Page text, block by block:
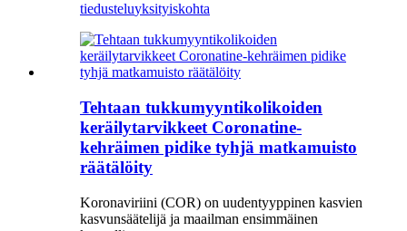
tiedusteluyksityiskohta
Tehtaan tukkumyyntikolikoiden
keräilytarvikkeet Coronatine-
kehräimen pidike tyhjä matkamuisto
räätälöity
Koronaviriini (COR) on uudentyyppinen kasvien
kasvunsäätelijä ja maailman ensimmäinen